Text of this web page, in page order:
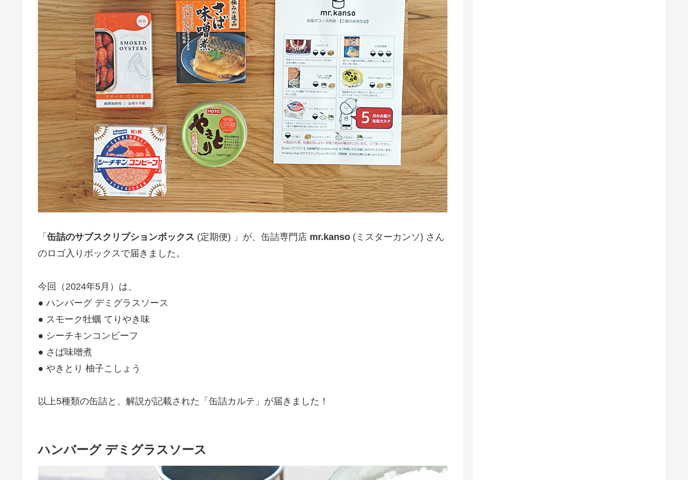
「 缶詰のサブスクリプションボックス (定期便) 」が、缶詰専門店 mr.kanso (ミスターカンソ) さん
のロゴ入りボックスで届きました。
今回（2024年5月）は、
● ハンバーグ デミグラスソース
● スモーク牡蠣 てりやき味
● シーチキンコンビーフ
● さば味噌煮
● やきとり 柚子こしょう
以上5種類の缶詰と、解説が記載された「缶詰カルテ」が届きました！
ハンバーグ デミグラスソース